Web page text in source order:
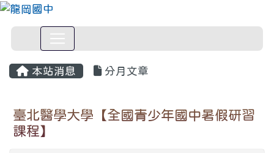
本站消息 分月文章
臺北醫學大學【全國青少年國中暑假研習
課程】